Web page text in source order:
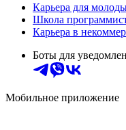
Карьера для
Школа
Карьера в
Боты для
Мобильное приложение